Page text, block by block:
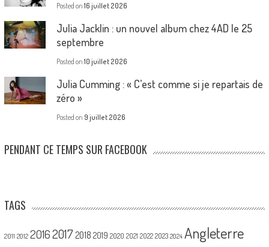
Posted on 16 juillet 2026
Julia Jacklin : un nouvel album chez 4AD le 25
septembre
Posted on 10 juillet 2026
Julia Cumming : « C’est comme si je repartais de
zéro »
Posted on 9 juillet 2026
PENDANT CE TEMPS SUR FACEBOOK
TAGS
2011 2012 20162017 2018 2019 2020 2021 2022 2023 2024 Angleterre